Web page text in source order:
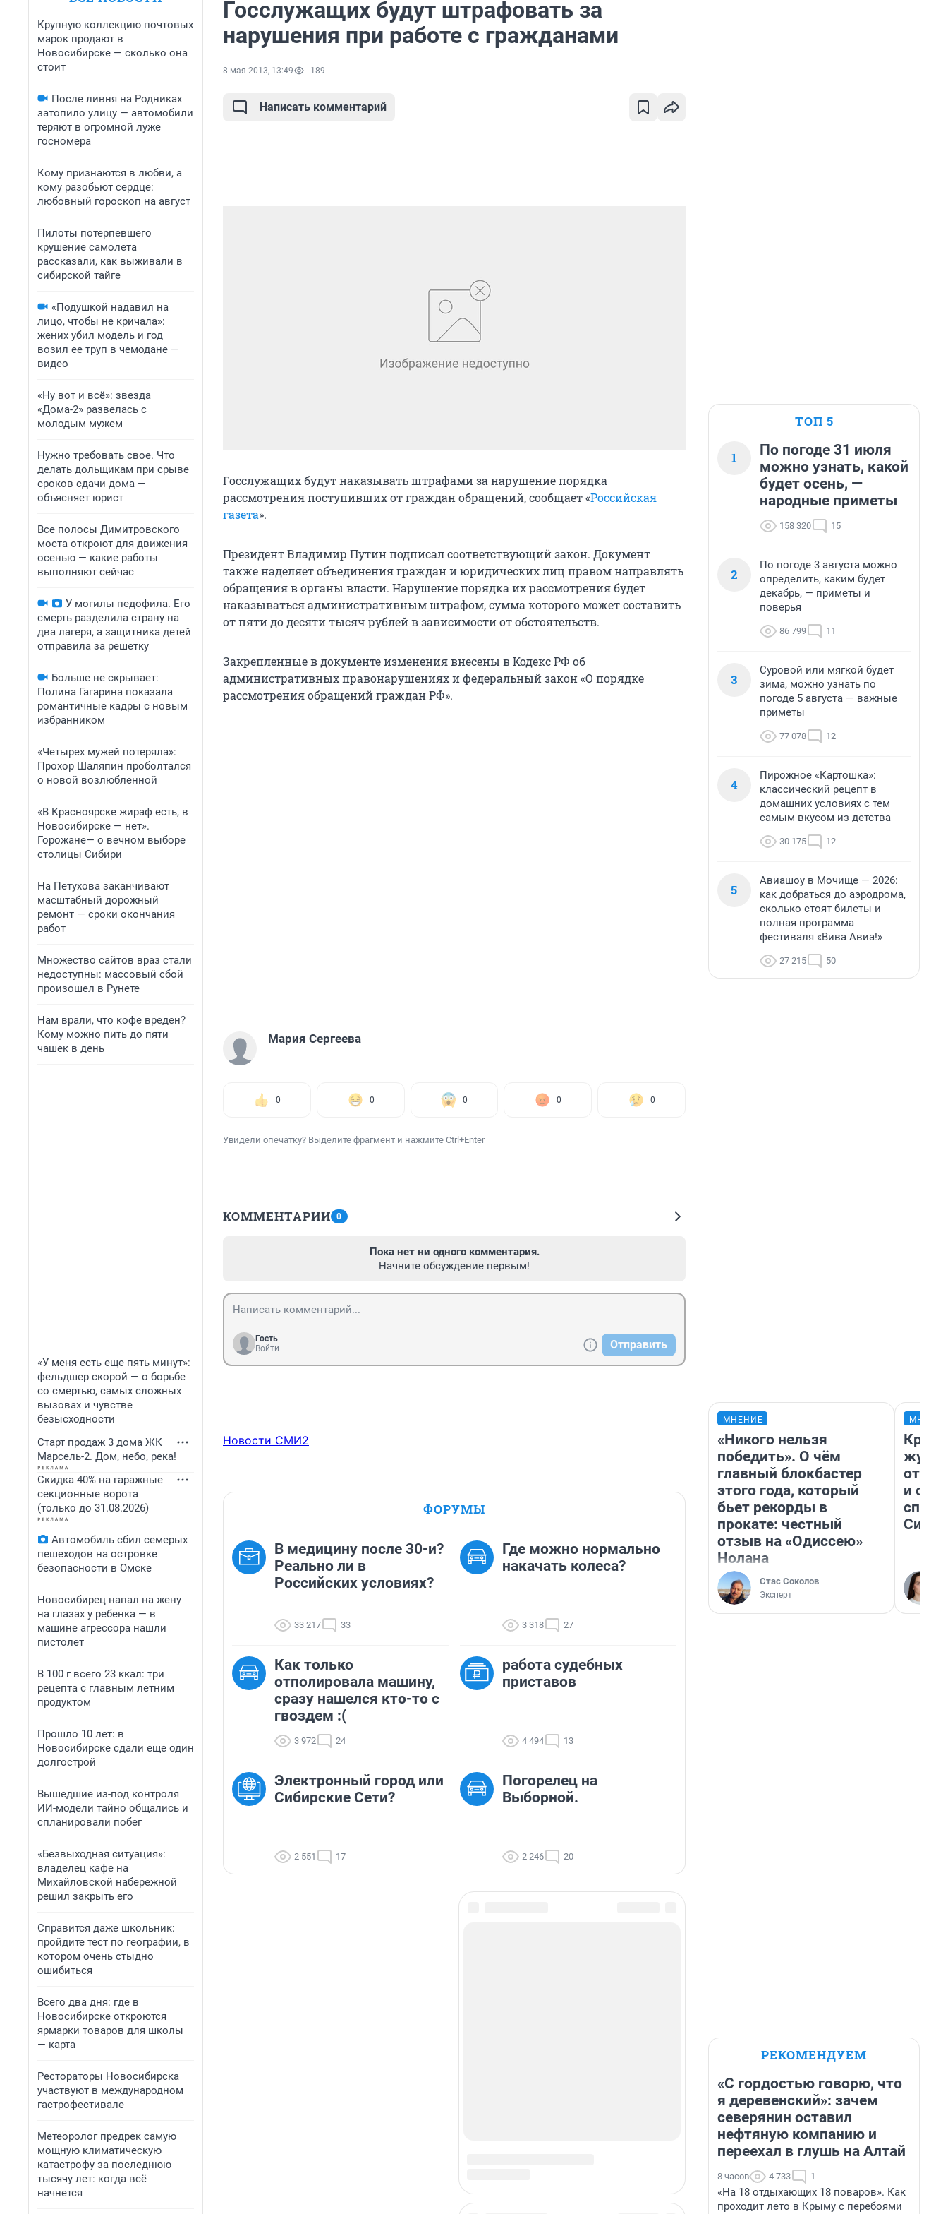
Крупную коллекцию почтовых
марок продают в
Новосибирске — сколько она
стоит
После ливня на Родниках
затопило улицу — автомобили
теряют в огромной луже
госномера
Кому признаются в любви, а
кому разобьют сердце:
любовный гороскоп на август
Пилоты потерпевшего
крушение самолета
рассказали, как выживали в
сибирской тайге
«Подушкой надавил на
лицо, чтобы не кричала»:
жених убил модель и год
возил ее труп в чемодане —
видео
«Ну вот и всё»: звезда
«Дома-2» развелась с
молодым мужем
Нужно требовать свое. Что
делать дольщикам при срыве
сроков сдачи дома —
объясняет юрист
Все полосы Димитровского
моста откроют для движения
осенью — какие работы
выполняют сейчас
У могилы педофила. Его
смерть разделила страну на
два лагеря, а защитника детей
отправила за решетку
Больше не скрывает:
Полина Гагарина показала
романтичные кадры с новым
избранником
«Четырех мужей потеряла»:
Прохор Шаляпин проболтался
о новой возлюбленной
«В Красноярске жираф есть, в
Новосибирске — нет».
Горожане— о вечном выборе
столицы Сибири
На Петухова заканчивают
масштабный дорожный
ремонт — сроки окончания
работ
Множество сайтов враз стали
недоступны: массовый сбой
произошел в Рунете
Нам врали, что кофе вреден?
Кому можно пить до пяти
чашек в день
«У меня есть еще пять минут»:
фельдшер скорой — о борьбе
со смертью, самых сложных
вызовах и чувстве
безысходности
Старт продаж 3 дома ЖК
Марсель-2. Дом, небо, река!
Скидка 40% на гаражные
секционные ворота
(только до 31.08.2026)
Автомобиль сбил семерых
пешеходов на островке
безопасности в Омске
Новосибирец напал на жену
на глазах у ребенка — в
машине агрессора нашли
пистолет
В 100 г всего 23 ккал: три
рецепта с главным летним
продуктом
Прошло 10 лет: в
Новосибирске сдали еще один
долгострой
Вышедшие из-под контроля
ИИ-модели тайно общались и
спланировали побег
«Безвыходная ситуация»:
владелец кафе на
Михайловской набережной
решил закрыть его
Справится даже школьник:
пройдите тест по географии, в
котором очень стыдно
ошибиться
Всего два дня: где в
Новосибирске откроются
ярмарки товаров для школы
— карта
Рестораторы Новосибирска
участвуют в международном
гастрофестивале
Метеоролог предрек самую
мощную климатическую
катастрофу за последнюю
тысячу лет: когда всё
начнется
Госслужащих будут штрафовать за
нарушения при работе с гражданами
8 мая 2013, 13:49 189
Написать комментарий
Госслужащих будут наказывать штрафами за нарушение порядка
рассмотрения поступивших от граждан обращений, сообщает «Российская
газета».
Президент Владимир Путин подписал соответствующий закон. Документ
также наделяет объединения граждан и юридических лиц правом направлять
обращения в органы власти. Нарушение порядка их рассмотрения будет
наказываться административным штрафом, сумма которого может составить
от пяти до десяти тысяч рублей в зависимости от обстоятельств.
Закрепленные в документе изменения внесены в Кодекс РФ об
административных правонарушениях и федеральный закон «О порядке
рассмотрения обращений граждан РФ».
Мария Сергеева
0 0 0 0 0
Увидели опечатку? Выделите фрагмент и нажмите Ctrl+Enter
КОММЕНТАРИИ 0
Пока нет ни одного комментария.
Начните обсуждение первым!
Гость
Войти
Отправить
Новости СМИ2
ФОРУМЫ
В медицину после 30-и?
Реально ли в
Российских условиях?
33 217 33
Где можно нормально
накачать колеса?
3 318 27
Как только
отполировала машину,
сразу нашелся кто-то с
гвоздем :(
3 972 24
работа судебных
приставов
4 494 13
Электронный город или
Сибирские Сети?
2 551 17
Погорелец на
Выборной.
2 246 20
ТОП 5
1
По погоде 31 июля
можно узнать, какой
будет осень, —
народные приметы
158 320 15
2
По погоде 3 августа можно
определить, каким будет
декабрь, — приметы и
поверья
86 799 11
3
Суровой или мягкой будет
зима, можно узнать по
погоде 5 августа — важные
приметы
77 078 12
4
Пирожное «Картошка»:
классический рецепт в
домашних условиях с тем
самым вкусом из детства
30 175 12
5
Авиашоу в Мочище — 2026:
как добраться до аэродрома,
сколько стоят билеты и
полная программа
фестиваля «Вива Авиа!»
27 215 50
МНЕНИЕ
«Никого нельзя
победить». О чём
главный блокбастер
этого года, который
бьет рекорды в
прокате: честный
отзыв на «Одиссею»
Нолана
Стас Соколов
Эксперт
и
РЕКОМЕНДУЕМ
«С гордостью говорю, что
я деревенский»: зачем
северянин оставил
нефтяную компанию и
переехал в глушь на Алтай
8 часов 4 733 1
«На 18 отдыхающих 18 поваров». Как
проходит лето в Крыму с перебоями